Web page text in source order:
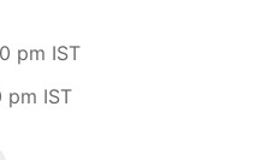
pm IST
pm IST